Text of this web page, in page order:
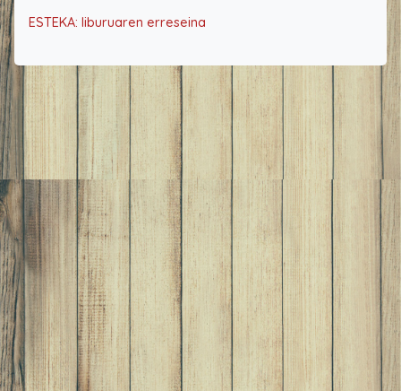
ESTEKA: liburuaren erreseina